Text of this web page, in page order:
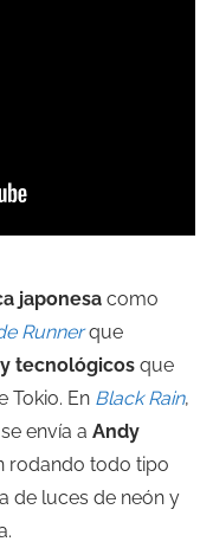
japonesa como
Runnerque
tecnológicos que
Tokio. En Black Rain,
envía a Andy
rodando todo tipo
de luces de neón y